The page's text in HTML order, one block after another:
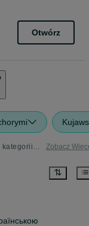
Otwórz
Dla Ciebie wszystko - Kujawsko-pomorskie - w kategorii Opieka nad seniorami i chorymi Zobacz